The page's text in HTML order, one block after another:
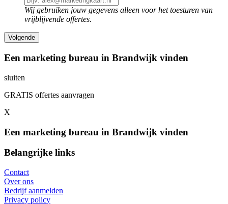
Wij gebruiken jouw gegevens alleen voor het toesturen van
vrijblijvende offertes.
Een marketing bureau in Brandwijk vinden
sluiten
GRATIS offertes aanvragen
X
Een marketing bureau in Brandwijk vinden
Belangrijke links
Contact
Over ons
Bedrijf aanmelden
Privacy policy